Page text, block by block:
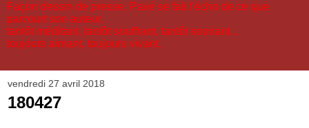
Façon dessin de presse, Pavé se fait l'écho de ce que
parcourt son auteur,
tantôt méditant, tantôt souffrant, tantôt souriant...
toujours aimant, toujours vivant.
vendredi 27 avril 2018
180427